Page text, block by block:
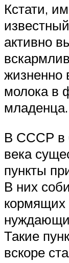
Кстати,
активно
жизненно
молока в
младенца.
В СССР в
века
пункты
В них
Такие
вскоре